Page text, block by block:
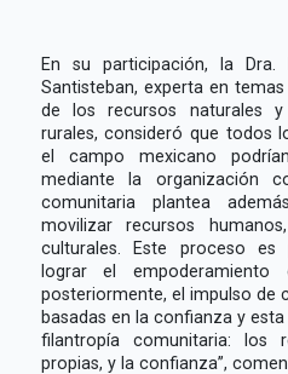
En su participación, la Dra.
Santisteban, experta en
de los recursos naturales
rurales, consideró que todos
el campo mexicano
mediante la organización
comunitaria plantea
movilizar recursos
culturales. Este proceso es
lograr el empoderamiento
posteriormente, el impulso de
basadas en la confianza y
filantropía comunitaria: los
propias, y la confianza”,